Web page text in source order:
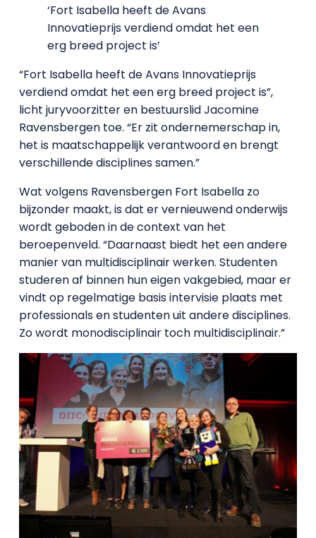
‘Fort Isabella heeft de Avans
Innovatieprijs verdiend omdat het een
erg breed project is’
“Fort Isabella heeft de Avans Innovatieprijs
verdiend omdat het een erg breed project is”,
licht juryvoorzitter en bestuurslid Jacomine
Ravensbergen toe. “Er zit ondernemerschap in,
het is maatschappelijk verantwoord en brengt
verschillende disciplines samen.”
Wat volgens Ravensbergen Fort Isabella zo
bijzonder maakt, is dat er vernieuwend onderwijs
wordt geboden in de context van het
beroepenveld. “Daarnaast biedt het een andere
manier van multidisciplinair werken. Studenten
studeren af binnen hun eigen vakgebied, maar er
vindt op regelmatige basis intervisie plaats met
professionals en studenten uit andere disciplines.
Zo wordt monodisciplinair toch multidisciplinair.”